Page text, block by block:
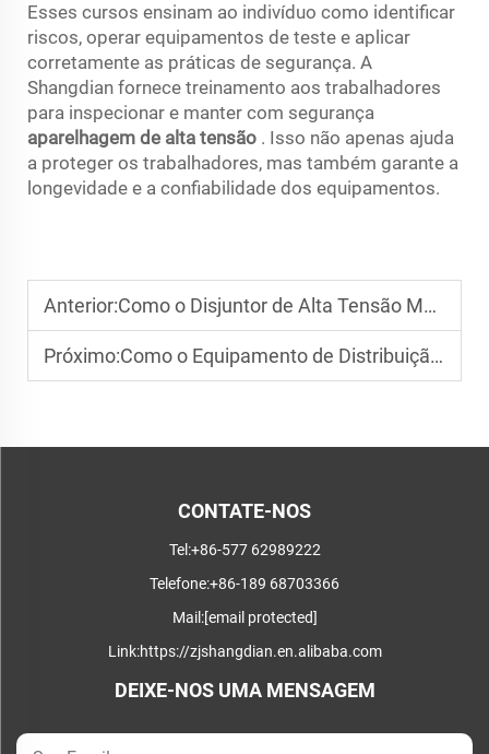
Esses cursos ensinam ao indivíduo como identificar
riscos, operar equipamentos de teste e aplicar
corretamente as práticas de segurança. A
Shangdian fornece treinamento aos trabalhadores
para inspecionar e manter com segurança
aparelhagem de alta tensão . Isso não apenas ajuda
a proteger os trabalhadores, mas também garante a
longevidade e a confiabilidade dos equipamentos.
Anterior:Como o Disjuntor de Alta Tensão Melhora a Confiabilidade do Sistema Elétrico?
Próximo:Como o Equipamento de Distribuição de Energia Melhora a Eficiência Energética
CONTATE-NOS
Tel:+86-577 62989222
Telefone:+86-189 68703366
Mail:[email protected]
Link:https://zjshangdian.en.alibaba.com
DEIXE-NOS UMA MENSAGEM